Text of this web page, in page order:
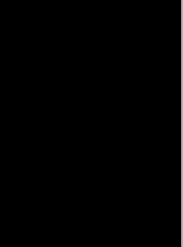
Stranger